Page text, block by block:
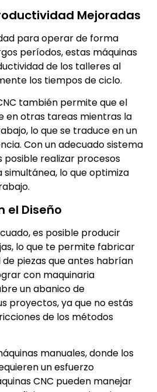
Mejoradas
para operar de forma
períodos, estas máquinas
de los talleres al
los tiempos de ciclo.
también permite que el
en otras tareas mientras la
lo que se traduce en un
Con un adecuado sistema
posible realizar procesos
lo que optimiza
el Diseño
es posible producir
lo que te permite fabricar
piezas que antes habrían
con maquinaria
un abanico de
proyectos, ya que no estás
de los métodos
manuales, donde los
un esfuerzo
CNC pueden manejar